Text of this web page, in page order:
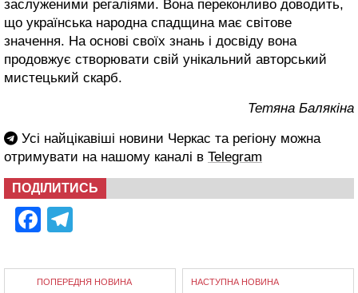
заслуженими регаліями. Вона переконливо доводить,
що українська народна спадщина має світове
значення. На основі своїх знань і досвіду вона
продовжує створювати свій унікальний авторський
мистецький скарб.
Тетяна Балякіна
Усі найцікавіші новини Черкас та регіону можна
отримувати на нашому каналі в Telegram
ПОДІЛИТИСЬ
Facebook
ПОПЕРЕДНЯ НОВИНА НАСТУПНА НОВИНА